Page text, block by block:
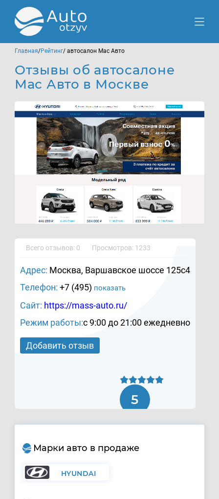
Главная/Рейтинг/ автосалон Мас Авто
Отзывы об автосалоне
Мас Авто в Москве
Всего отзывов: 0 Просмотров: 1233
Адрес: Москва, Варшавское шоссе 125с4
Телефон: +7 (495) показать
Сайт: https://mass-auto.ru/
Режим работы:c 9:00 до 21:00 ежедневно
Добавить отзыв
5
Марки авто в продаже
HYUNDAI